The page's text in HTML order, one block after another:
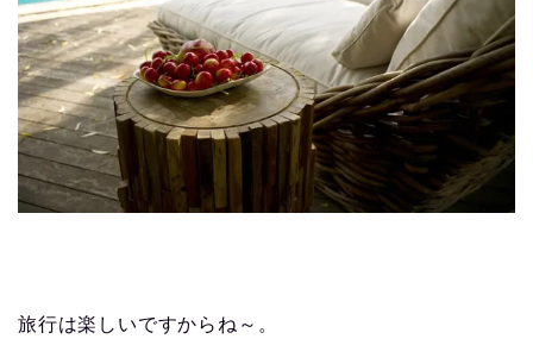
旅行は楽しいですからね～。